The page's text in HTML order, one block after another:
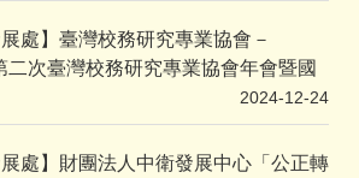
展處】臺灣校務研究專業協會－
二次臺灣校務研究專業協會年會暨國
2024-12-24
展處】財團法人中衛發展中心「公正轉